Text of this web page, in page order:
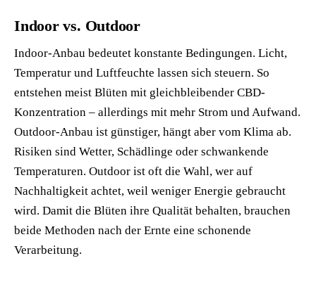
Indoor vs. Outdoor
Indoor-Anbau bedeutet konstante Bedingungen. Licht,
Temperatur und Luftfeuchte lassen sich steuern. So
entstehen meist Blüten mit gleichbleibender CBD-
Konzentration – allerdings mit mehr Strom und Aufwand.
Outdoor-Anbau ist günstiger, hängt aber vom Klima ab.
Risiken sind Wetter, Schädlinge oder schwankende
Temperaturen. Outdoor ist oft die Wahl, wer auf
Nachhaltigkeit achtet, weil weniger Energie gebraucht
wird. Damit die Blüten ihre Qualität behalten, brauchen
beide Methoden nach der Ernte eine schonende
Verarbeitung.